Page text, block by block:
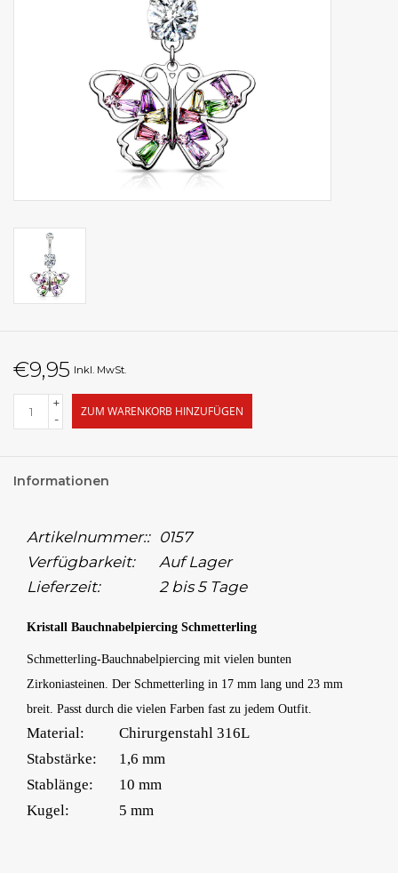
€9,95 Inkl. MwSt.
+
-
ZUM WARENKORB HINZUFÜGEN
Informationen
Artikelnummer:: 0157
Verfügbarkeit:
Auf Lager
Lieferzeit:
2 bis 5 Tage
Kristall Bauchnabelpiercing Schmetterling
Schmetterling-Bauchnabelpiercing mit vielen bunten
Zirkoniasteinen. Der Schmetterling in 17 mm lang und 23 mm
breit. Passt durch die vielen Farben fast zu jedem Outfit.
Material:
Chirurgenstahl 316L
Stabstärke:
1,6 mm
Stablänge:
10 mm
Kugel:
5 mm